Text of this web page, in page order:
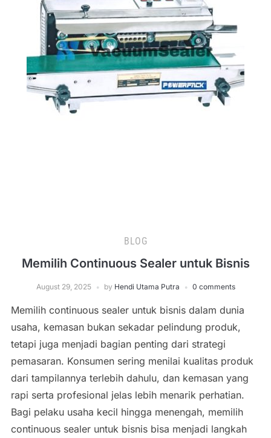
BLOG
Memilih Continuous Sealer untuk Bisnis
August 29, 2025 by Hendi Utama Putra 0 comments
Memilih continuous sealer untuk bisnis dalam dunia
usaha, kemasan bukan sekadar pelindung produk,
tetapi juga menjadi bagian penting dari strategi
pemasaran. Konsumen sering menilai kualitas produk
dari tampilannya terlebih dahulu, dan kemasan yang
rapi serta profesional jelas lebih menarik perhatian.
Bagi pelaku usaha kecil hingga menengah, memilih
continuous sealer untuk bisnis bisa menjadi langkah